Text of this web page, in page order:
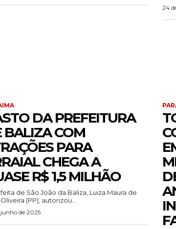
24
DA PREFEITURA
BALIZA COM
PARA
CHEGA A
R$ 1,5 MILHÃO
de São João da Baliza, Luiza Maura de
(PP), autorizou...
de 2025